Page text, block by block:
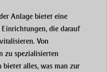
Anlage bietet eine
die darauf
Von
zu spezialisierten
bietet alles, was man zur